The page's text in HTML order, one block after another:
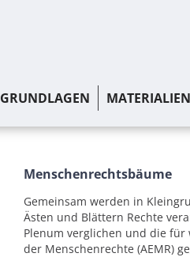
GRUNDLAGEN MATERIALIEN
Menschenrechtsbäume
Gemeinsam werden in
Ästen und Blättern Rechte
Plenum verglichen und die
der Menschenrechte (AEMR)